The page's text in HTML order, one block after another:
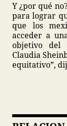
Y ¿por qué
para lograr
que los
acceder a
objetivo del
Claudia
equitativo”,